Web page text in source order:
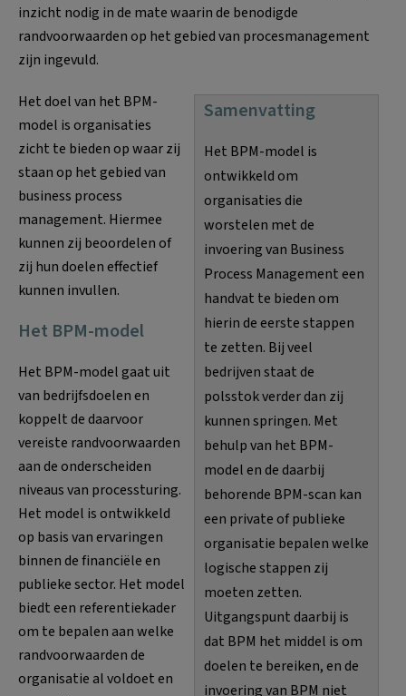
inzicht nodig in de mate waarin de benodigde
randvoorwaarden op het gebied van procesmanagement
zijn ingevuld.
Samenvatting
Het BPM-model is
ontwikkeld om
organisaties die
worstelen met de
invoering van Business
Process Management een
handvat te bieden om
hierin de eerste stappen
te zetten. Bij veel
bedrijven staat de
polsstok verder dan zij
kunnen springen. Met
behulp van het BPM-
model en de daarbij
behorende BPM-scan kan
een private of publieke
organisatie bepalen welke
logische stappen zij
moeten zetten.
Uitgangspunt daarbij is
dat BPM het middel is om
doelen te bereiken, en de
invoering van BPM niet
Het doel van het BPM-
model is organisaties
zicht te bieden op waar zij
staan op het gebied van
business process
management. Hiermee
kunnen zij beoordelen of
zij hun doelen effectief
kunnen invullen.
Het BPM-model
Het BPM-model gaat uit
van bedrijfsdoelen en
koppelt de daarvoor
vereiste randvoorwaarden
aan de onderscheiden
niveaus van processturing.
Het model is ontwikkeld
op basis van ervaringen
binnen de financiële en
publieke sector. Het model
biedt een referentiekader
om te bepalen aan welke
randvoorwaarden de
organisatie al voldoet en